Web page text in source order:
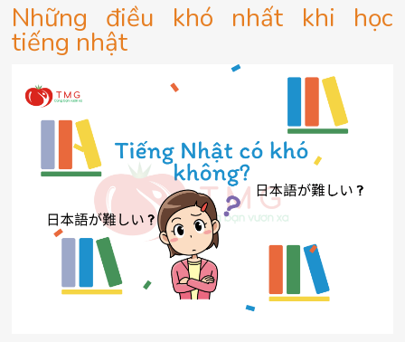
Những điều khó nhất khi học
tiếng nhật